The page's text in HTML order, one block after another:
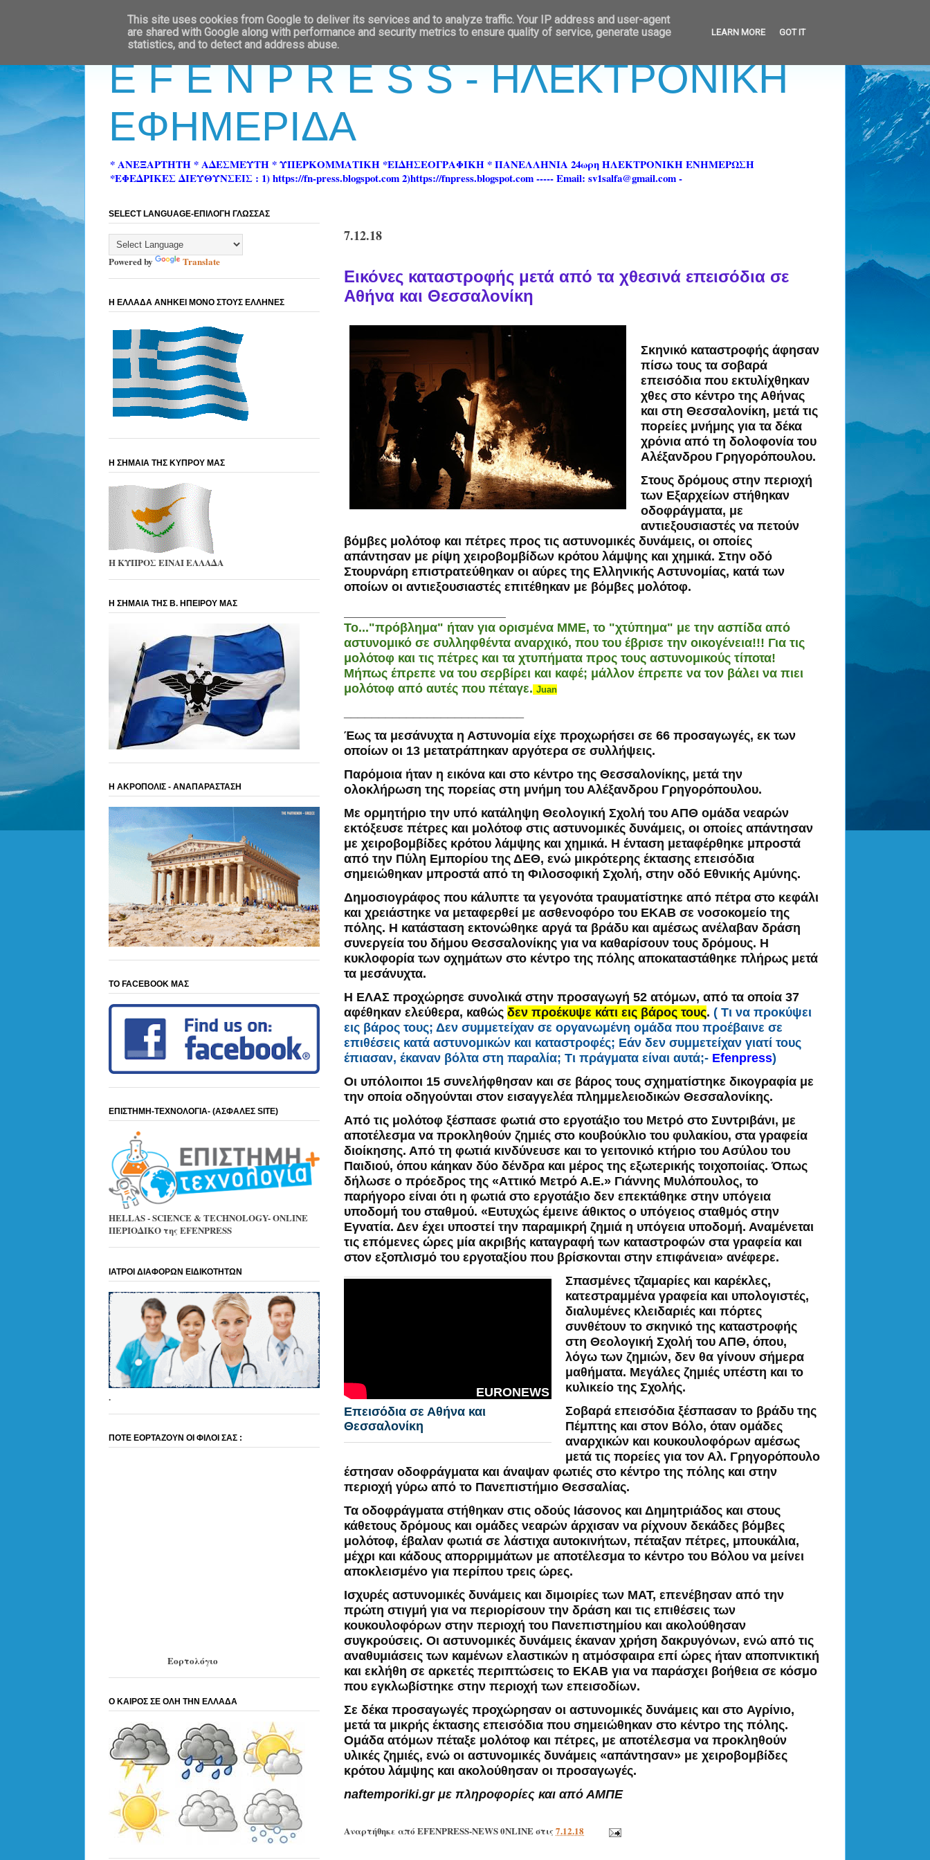
E F E N P R E S S - ΗΛΕΚΤΡΟΝΙΚΗ
ΕΦΗΜΕΡΙΔΑ
* ΑΝΕΞΑΡΤΗΤΗ * ΑΔΕΣΜΕΥΤΗ * ΥΠΕΡΚΟΜΜΑΤΙΚΗ *ΕΙΔΗΣΕΟΓΡΑΦΙΚΗ * ΠΑΝΕΛΛΗΝΙΑ 24ωρη ΗΛΕΚΤΡΟΝΙΚΗ ΕΝΗΜΕΡΩΣΗ
*ΕΦΕΔΡΙΚΕΣ ΔΙΕΥΘΥΝΣΕΙΣ : 1) https://fn-press.blogspot.com 2)https://fnpress.blogspot.com ----- Email: sv1salfa@gmail.com -
7.12.18
Εικόνες καταστροφής μετά από τα χθεσινά επεισόδια σε
Αθήνα και Θεσσαλονίκη
Σκηνικό καταστροφής άφησαν
πίσω τους τα σοβαρά
επεισόδια που εκτυλίχθηκαν
χθες στο κέντρο της Αθήνας
και στη Θεσσαλονίκη, μετά τις
πορείες μνήμης για τα δέκα
χρόνια από τη δολοφονία του
Αλέξανδρου Γρηγορόπουλου.
Στους δρόμους στην περιοχή
των Εξαρχείων στήθηκαν
οδοφράγματα, με
αντιεξουσιαστές να πετούν
βόμβες μολότοφ και πέτρες προς τις αστυνομικές δυνάμεις, οι οποίες
απάντησαν με ρίψη χειροβομβίδων κρότου λάμψης και χημικά. Στην οδό
Στουρνάρη επιστρατεύθηκαν οι αύρες της Ελληνικής Αστυνομίας, κατά των
οποίων οι αντιεξουσιαστές επιτέθηκαν με βόμβες μολότοφ.
To..."πρόβλημα" ήταν για ορισμένα ΜΜΕ, το "χτύπημα" με την ασπίδα από
αστυνομικό σε συλληφθέντα αναρχικό, που του έβρισε την οικογένεια!!! Για τις
μολότοφ και τις πέτρες και τα χτυπήματα προς τους αστυνομικούς τίποτα!
Μήπως έπρεπε να του σερβίρει και καφέ; μάλλον έπρεπε να τον βάλει να πιει
μολότοφ από αυτές που πέταγε. Juan
Έως τα μεσάνυχτα η Αστυνομία είχε προχωρήσει σε 66 προσαγωγές, εκ των
οποίων οι 13 μετατράπηκαν αργότερα σε συλλήψεις.
Παρόμοια ήταν η εικόνα και στο κέντρο της Θεσσαλονίκης, μετά την
ολοκλήρωση της πορείας στη μνήμη του Αλέξανδρου Γρηγορόπουλου.
Με ορμητήριο την υπό κατάληψη Θεολογική Σχολή του ΑΠΘ ομάδα νεαρών
εκτόξευσε πέτρες και μολότοφ στις αστυνομικές δυνάμεις, οι οποίες απάντησαν
με χειροβομβίδες κρότου λάμψης και χημικά. Η ένταση μεταφέρθηκε μπροστά
από την Πύλη Εμπορίου της ΔΕΘ, ενώ μικρότερης έκτασης επεισόδια
σημειώθηκαν μπροστά από τη Φιλοσοφική Σχολή, στην οδό Εθνικής Αμύνης.
Δημοσιογράφος που κάλυπτε τα γεγονότα τραυματίστηκε από πέτρα στο κεφάλι
και χρειάστηκε να μεταφερθεί με ασθενοφόρο του ΕΚΑΒ σε νοσοκομείο της
πόλης. Η κατάσταση εκτονώθηκε αργά τα βράδυ και αμέσως ανέλαβαν δράση
συνεργεία του δήμου Θεσσαλονίκης για να καθαρίσουν τους δρόμους. Η
κυκλοφορία των οχημάτων στο κέντρο της πόλης αποκαταστάθηκε πλήρως μετά
τα μεσάνυχτα.
Η ΕΛΑΣ προχώρησε συνολικά στην προσαγωγή 52 ατόμων, από τα οποία 37
αφέθηκαν ελεύθερα, καθώς δεν προέκυψε κάτι εις βάρος τους. ( Τι να προκύψει
εις βάρος τους; Δεν συμμετείχαν σε οργανωμένη ομάδα που προέβαινε σε
επιθέσεις κατά αστυνομικών και καταστροφές; Εάν δεν συμμετείχαν γιατί τους
έπιασαν, έκαναν βόλτα στη παραλία; Τι πράγματα είναι αυτά;- Efenpress)
Οι υπόλοιποι 15 συνελήφθησαν και σε βάρος τους σχηματίστηκε δικογραφία με
την οποία οδηγούνται στον εισαγγελέα πλημμελειοδικών Θεσσαλονίκης.
Από τις μολότοφ ξέσπασε φωτιά στο εργοτάξιο του Μετρό στο Συντριβάνι, με
αποτέλεσμα να προκληθούν ζημιές στο κουβούκλιο του φυλακίου, στα γραφεία
διοίκησης. Από τη φωτιά κινδύνευσε και το γειτονικό κτήριο του Ασύλου του
Παιδιού, όπου κάηκαν δύο δένδρα και μέρος της εξωτερικής τοιχοποιίας. Όπως
δήλωσε ο πρόεδρος της «Αττικό Μετρό Α.Ε.» Γιάννης Μυλόπουλος, το
παρήγορο είναι ότι η φωτιά στο εργοτάξιο δεν επεκτάθηκε στην υπόγεια
υποδομή του σταθμού. «Ευτυχώς έμεινε άθικτος ο υπόγειος σταθμός στην
Εγνατία. Δεν έχει υποστεί την παραμικρή ζημιά η υπόγεια υποδομή. Αναμένεται
τις επόμενες ώρες μία ακριβής καταγραφή των καταστροφών στα γραφεία και
στον εξοπλισμό του εργοταξίου που βρίσκονται στην επιφάνεια» ανέφερε.
EURONEWS
Επεισόδια σε Αθήνα και
Θεσσαλονίκη
Σπασμένες τζαμαρίες και καρέκλες,
κατεστραμμένα γραφεία και υπολογιστές,
διαλυμένες κλειδαριές και πόρτες
συνθέτουν το σκηνικό της καταστροφής
στη Θεολογική Σχολή του ΑΠΘ, όπου,
λόγω των ζημιών, δεν θα γίνουν σήμερα
μαθήματα. Μεγάλες ζημιές υπέστη και το
κυλικείο της Σχολής.
Σοβαρά επεισόδια ξέσπασαν το βράδυ της
Πέμπτης και στον Βόλο, όταν ομάδες
αναρχικών και κουκουλοφόρων αμέσως
μετά τις πορείες για τον Αλ. Γρηγορόπουλο
έστησαν οδοφράγματα και άναψαν φωτιές στο κέντρο της πόλης και στην
περιοχή γύρω από το Πανεπιστήμιο Θεσσαλίας.
Τα οδοφράγματα στήθηκαν στις οδούς Ιάσονος και Δημητριάδος και στους
κάθετους δρόμους και ομάδες νεαρών άρχισαν να ρίχνουν δεκάδες βόμβες
μολότοφ, έβαλαν φωτιά σε λάστιχα αυτοκινήτων, πέταξαν πέτρες, μπουκάλια,
μέχρι και κάδους απορριμμάτων με αποτέλεσμα το κέντρο του Βόλου να μείνει
αποκλεισμένο για περίπου τρεις ώρες.
Ισχυρές αστυνομικές δυνάμεις και διμοιρίες των ΜΑΤ, επενέβησαν από την
πρώτη στιγμή για να περιορίσουν την δράση και τις επιθέσεις των
κουκουλοφόρων στην περιοχή του Πανεπιστημίου και ακολούθησαν
συγκρούσεις. Οι αστυνομικές δυνάμεις έκαναν χρήση δακρυγόνων, ενώ από τις
αναθυμιάσεις των καμένων ελαστικών η ατμόσφαιρα επί ώρες ήταν αποπνικτική
και εκλήθη σε αρκετές περιπτώσεις το ΕΚΑΒ για να παράσχει βοήθεια σε κόσμο
που εγκλωβίστηκε στην περιοχή των επεισοδίων.
Σε δέκα προσαγωγές προχώρησαν οι αστυνομικές δυνάμεις και στο Αγρίνιο,
μετά τα μικρής έκτασης επεισόδια που σημειώθηκαν στο κέντρο της πόλης.
Ομάδα ατόμων πέταξε μολότοφ και πέτρες, με αποτέλεσμα να προκληθούν
υλικές ζημιές, ενώ οι αστυνομικές δυνάμεις «απάντησαν» με χειροβομβίδες
κρότου λάμψης και ακολούθησαν οι προσαγωγές.
naftemporiki.gr με πληροφορίες και από ΑΜΠΕ
Αναρτήθηκε από EFENPRESS-NEWS 0NLINEστις 7.12.18
SELECT LANGUAGE-ΕΠΙΛΟΓΗ ΓΛΩΣΣΑΣ
Powered by Translate
Η ΕΛΛΑΔΑ ΑΝΗΚΕΙ ΜΟΝΟ ΣΤΟΥΣ ΕΛΛΗΝΕΣ
Η ΣΗΜΑΙΑ ΤΗΣ ΚΥΠΡΟΥ ΜΑΣ
Η ΚΥΠΡΟΣ ΕΙΝΑΙ ΕΛΛΑΔΑ
Η ΣΗΜΑΙΑ ΤΗΣ Β. ΗΠΕΙΡΟΥ ΜΑΣ
Η ΑΚΡΟΠΟΛΙΣ - ΑΝΑΠΑΡΑΣΤΑΣΗ
ΤΟ FACEBOOK ΜΑΣ
ΕΠΙΣΤΗΜΗ-ΤΕΧΝΟΛΟΓΙΑ- (ΑΣΦΑΛΕΣ SITE)
HELLAS - SCIENCE & TECHNOLOGY- ONLINE
ΠΕΡΙΟΔΙΚΟ της EFENPRESS
ΙΑΤΡΟΙ ΔΙΑΦΟΡΩΝ ΕΙΔΙΚΟΤΗΤΩΝ
.
ΠΟΤΕ ΕΟΡΤΑΖΟΥΝ ΟΙ ΦΙΛΟΙ ΣΑΣ :
Εορτολόγιο
Ο ΚΑΙΡΟΣ ΣΕ ΟΛΗ ΤΗΝ ΕΛΛΑΔΑ
This site uses cookies from Google to deliver its services and to analyze traffic. Your IP address and user-agent
are shared with Google along with performance and security metrics to ensure quality of service, generate usage
statistics, and to detect and address abuse.
LEARN MORE GOT IT